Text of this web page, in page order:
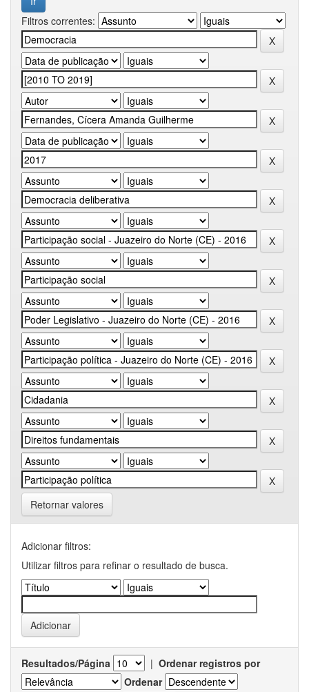
Filtros correntes:
Retornar valores
Adicionar filtros:
Utilizar filtros para refinar o resultado de busca.
Resultados/Página | Ordenar registros por
Ordenar